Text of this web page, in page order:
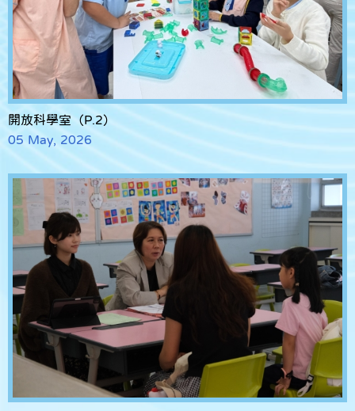
開放科學室（P.2）
05 May, 2026